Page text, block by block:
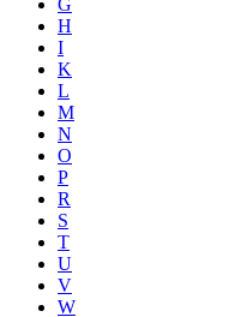
G
H
I
K
L
M
N
O
P
R
S
T
U
V
W